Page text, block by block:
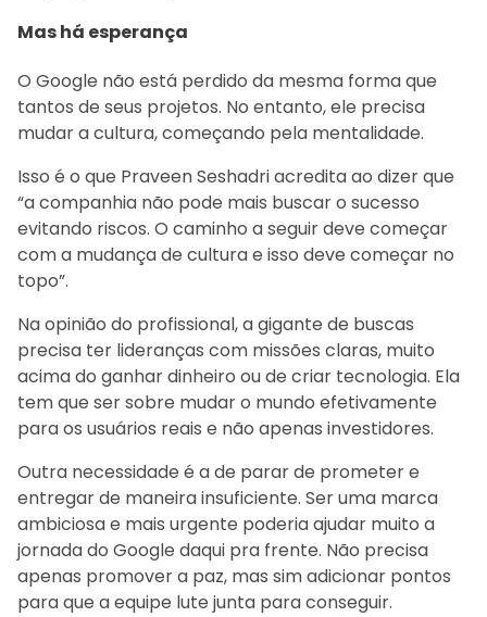
Mas há esperança
O Google não está perdido da mesma forma que
tantos de seus projetos. No entanto, ele precisa
mudar a cultura, começando pela mentalidade.
Isso é o que Praveen Seshadri acredita ao dizer que
“a companhia não pode mais buscar o sucesso
evitando riscos. O caminho a seguir deve começar
com a mudança de cultura e isso deve começar no
topo”.
Na opinião do profissional, a gigante de buscas
precisa ter lideranças com missões claras, muito
acima do ganhar dinheiro ou de criar tecnologia. Ela
tem que ser sobre mudar o mundo efetivamente
para os usuários reais e não apenas investidores.
Outra necessidade é a de parar de prometer e
entregar de maneira insuficiente. Ser uma marca
ambiciosa e mais urgente poderia ajudar muito a
jornada do Google daqui pra frente. Não precisa
apenas promover a paz, mas sim adicionar pontos
para que a equipe lute junta para conseguir.